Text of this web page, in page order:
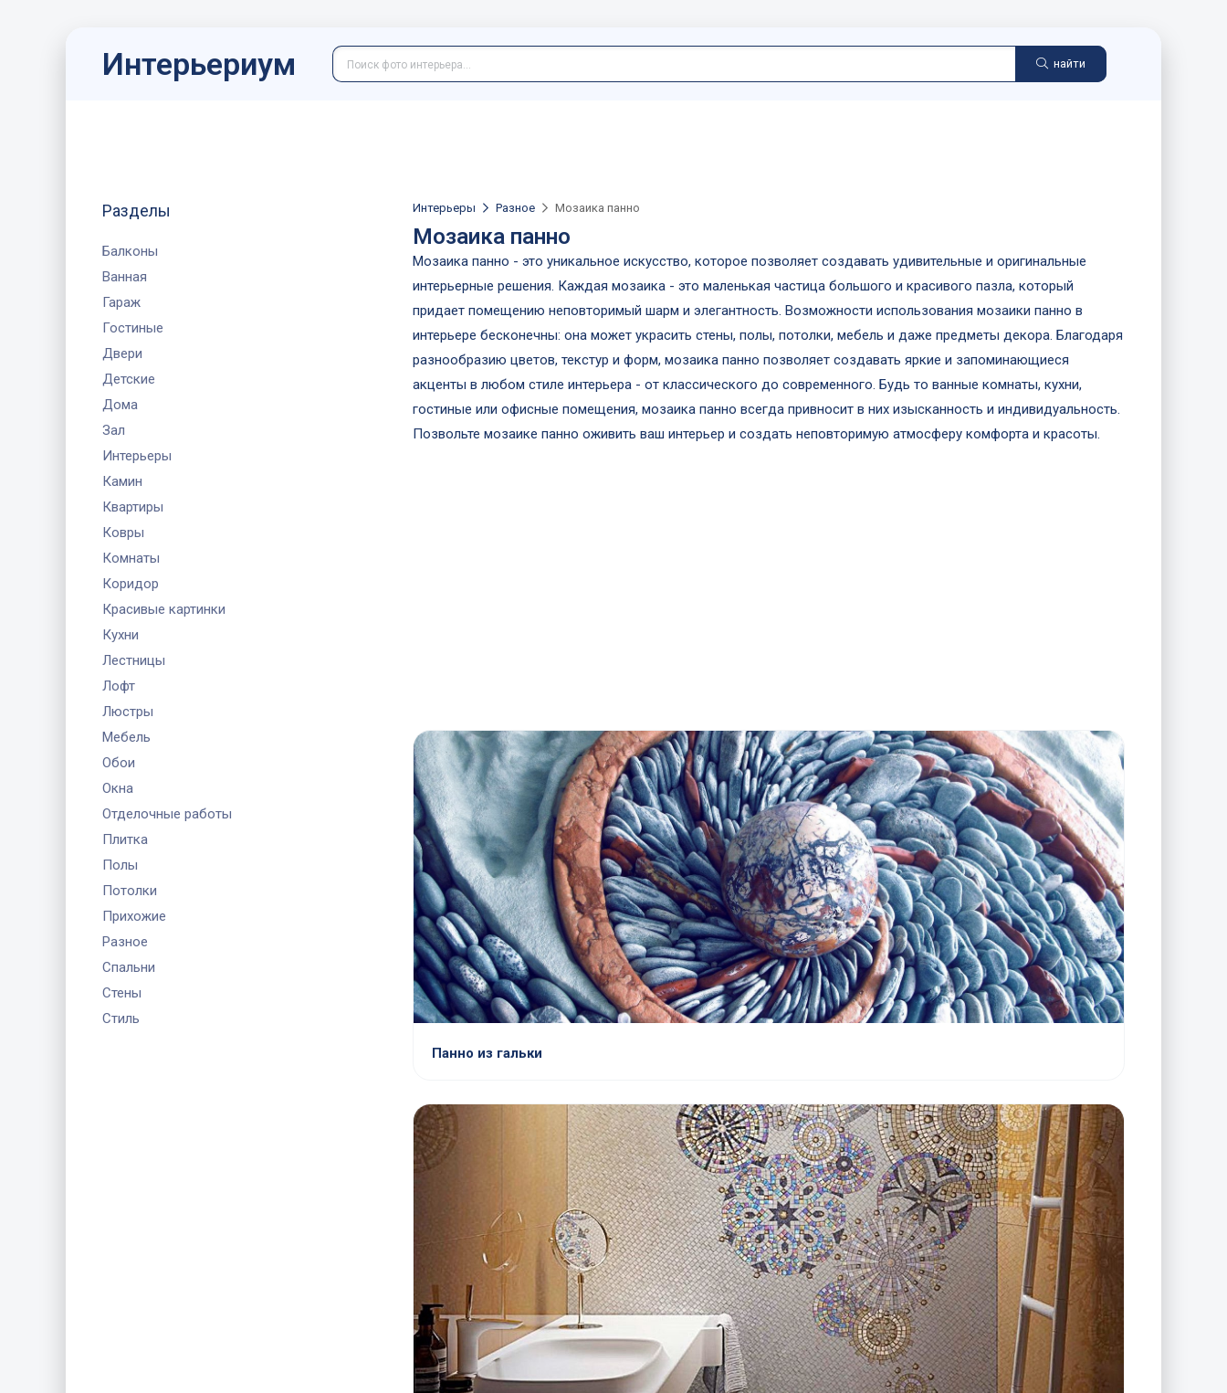
Интерьериум найти
Разделы
Балконы
Ванная
Гараж
Гостиные
Двери
Детские
Дома
Зал
Интерьеры
Камин
Квартиры
Ковры
Комнаты
Коридор
Красивые картинки
Кухни
Лестницы
Лофт
Люстры
Мебель
Обои
Окна
Отделочные работы
Плитка
Полы
Потолки
Прихожие
Разное
Спальни
Стены
Стиль
Интерьеры Разное Мозаика панно
Мозаика панно
Мозаика панно - это уникальное искусство, которое позволяет создавать удивительные и оригинальные
интерьерные решения. Каждая мозаика - это маленькая частица большого и красивого пазла, который
придает помещению неповторимый шарм и элегантность. Возможности использования мозаики панно в
интерьере бесконечны: она может украсить стены, полы, потолки, мебель и даже предметы декора. Благодаря
разнообразию цветов, текстур и форм, мозаика панно позволяет создавать яркие и запоминающиеся
акценты в любом стиле интерьера - от классического до современного. Будь то ванные комнаты, кухни,
гостиные или офисные помещения, мозаика панно всегда привносит в них изысканность и индивидуальность.
Позвольте мозаике панно оживить ваш интерьер и создать неповторимую атмосферу комфорта и красоты.
Панно из гальки